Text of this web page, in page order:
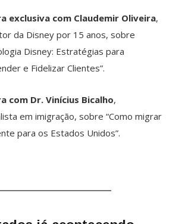
exclusiva com Claudemir Oliveira,
da Disney por 15 anos, sobre
Disney: Estratégias para
e Fidelizar Clientes”.
com Dr. Vinícius Bicalho,
em imigração, sobre “Como migrar
para os Estados Unidos”.